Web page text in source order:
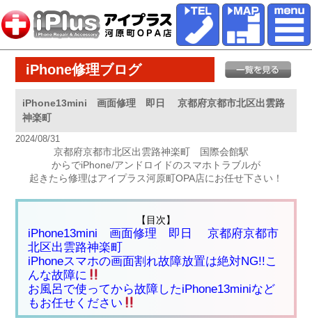
iPhone修理ブログ
iPhone13mini 画面修理 即日 京都府京都市北区出雲路
神楽町
2024/08/31
京都府京都市北区出雲路神楽町 国際会館駅
からでiPhone/アンドロイドのスマホトラブルが
起きたら修理はアイプラス河原町OPA店にお任せ下さい！
【目次】
iPhone13mini 画面修理 即日 京都府京都市
北区出雲路神楽町
iPhoneスマホの画面割れ故障放置は絶対NG!!こ
んな故障に
お風呂で使ってから故障したiPhone13miniなど
もお任せください